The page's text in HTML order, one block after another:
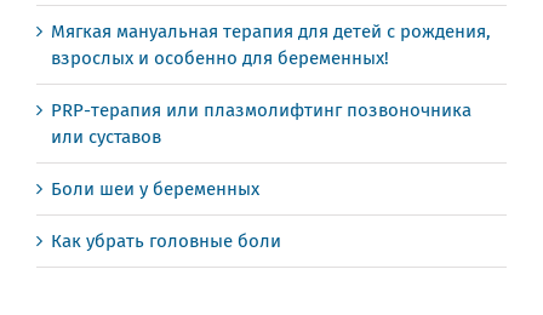
Мягкая мануальная терапия для детей с рождения,
взрослых и особенно для беременных!
PRP-терапия или плазмолифтинг позвоночника
или суставов
Боли шеи у беременных
Как убрать головные боли